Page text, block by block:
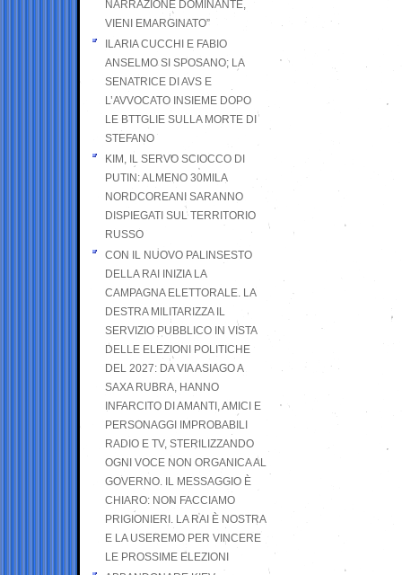
NARRAZIONE DOMINANTE,
VIENI EMARGINATO”
ILARIA CUCCHI E FABIO
ANSELMO SI SPOSANO; LA
SENATRICE DI AVS E
L’AVVOCATO INSIEME DOPO
LE BTTGLIE SULLA MORTE DI
STEFANO
KIM, IL SERVO SCIOCCO DI
PUTIN: ALMENO 30MILA
NORDCOREANI SARANNO
DISPIEGATI SUL TERRITORIO
RUSSO
CON IL NUOVO PALINSESTO
DELLA RAI INIZIA LA
CAMPAGNA ELETTORALE. LA
DESTRA MILITARIZZA IL
SERVIZIO PUBBLICO IN VISTA
DELLE ELEZIONI POLITICHE
DEL 2027: DA VIA ASIAGO A
SAXA RUBRA, HANNO
INFARCITO DI AMANTI, AMICI E
PERSONAGGI IMPROBABILI
RADIO E TV, STERILIZZANDO
OGNI VOCE NON ORGANICA AL
GOVERNO. IL MESSAGGIO È
CHIARO: NON FACCIAMO
PRIGIONIERI. LA RAI È NOSTRA
E LA USEREMO PER VINCERE
LE PROSSIME ELEZIONI